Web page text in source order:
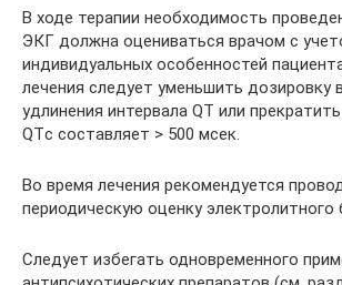
В ходе терапии необходимость
ЭКГ должна оцениваться врачом с
индивидуальных особенностей
лечения следует уменьшить дозировку
удлинения интервала QT или
QTс составляет > 500 мсек.
Во время лечения рекомендуется
периодическую оценку электролитного
Следует избегать одновременного